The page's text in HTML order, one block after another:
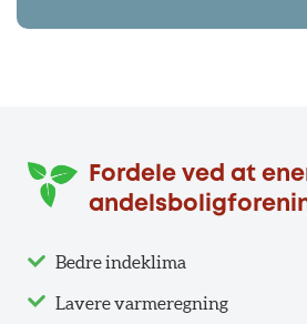
Fordele ved at
Bedre indeklima
Lavere varmeregning